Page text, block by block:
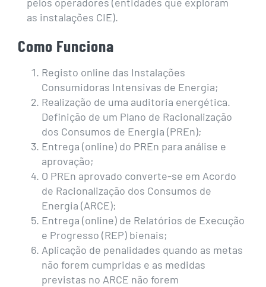
as instalações CIE).
Como Funciona
Registo online das Instalações
Consumidoras Intensivas de Energia;
Realização de uma auditoria energética.
Definição de um Plano de Racionalização
dos Consumos de Energia (PREn);
Entrega (online) do PREn para análise e
aprovação;
O PREn aprovado converte-se em Acordo
de Racionalização dos Consumos de
Energia (ARCE);
Entrega (online) de Relatórios de Execução
e Progresso (REP) bienais;
Aplicação de penalidades quando as metas
não forem cumpridas e as medidas
previstas no ARCE não forem